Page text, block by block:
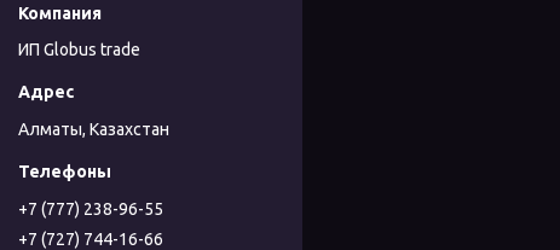
ИП Globus trade
Алматы, Казахстан
+7 (777) 238-96-55
+7 (727) 744-16-66